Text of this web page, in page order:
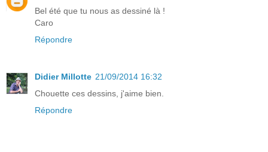
Bel été que tu nous as dessiné là !
Caro
Répondre
Didier Millotte 21/09/2014 16:32
Chouette ces dessins, j'aime bien.
Répondre